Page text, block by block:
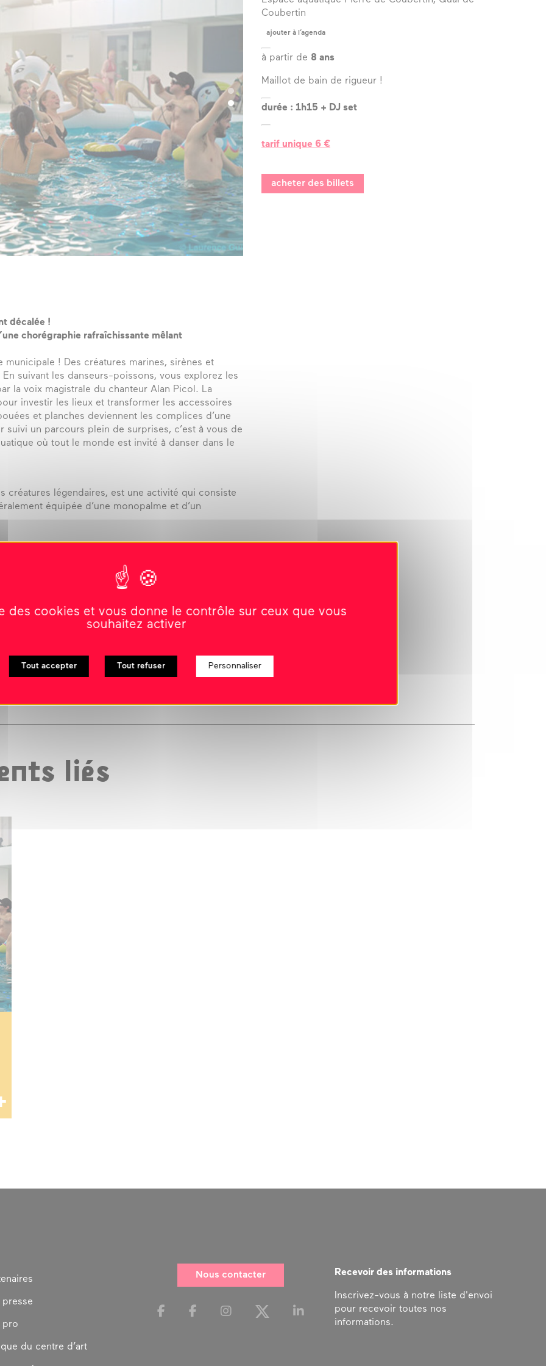
l’équipe
les espaces
les partenaires
la transition
écologique
décalée !
chorégraphie rafraîchissante mêlant
! Des créatures marines, sirènes et
suivant les danseurs-poissons, vous explorez les
la voix magistrale du chanteur Alan Picol. La
investir les lieux et transformer les accessoires
et planches deviennent les complices d’une
un parcours plein de surprises, c’est à vous de
où tout le monde est invité à danser dans le
créatures légendaires, est une activité qui consiste
équipée d’une monopalme et d’un
Picol/ DJMarine Colard/ régie généraleCamille
Marine Mussillon/ administrationFlorian
contemporain du Pays de Château-Gontier
de l’Aquarium
par La DRAC Bourgogne Franche-
Coubertin
ajouter à l’agenda
à partir de 8 ans
Maillot de bain de rigueur !
durée : 1h15 + DJ set
tarif unique 6 €
acheter des billets
liés
presse
pro
du centre d’art
Nous contacter Recevoir des informations
Inscrivez-vous à notre liste d'envoi
pour recevoir toutes nos
informations.
des cookies et vous donne le contrôle sur ceux que vous
souhaitez activer
Tout accepter Tout refuser Personnaliser